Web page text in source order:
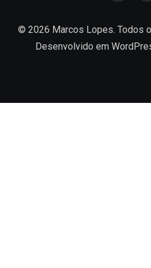
© 2026 Marcos Lopes. Todos
Desenvolvido em